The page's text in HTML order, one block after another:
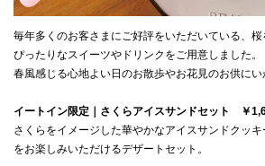
毎年多くのお客さまにご好評をいただいている、
ぴったりなスイーツやドリンクをご用意しました。
イートイン限定｜さくらアイスサンドセット　￥
さくらをイメージした華やかなアイスサンドクッ